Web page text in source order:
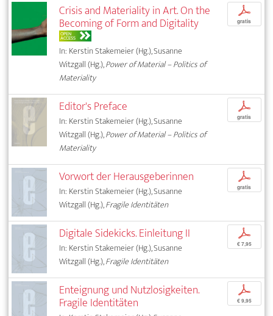
Crisis and Materiality in Art. On the
Becoming of Form and Digitality
OPEN
ACCESS
In: Kerstin Stakemeier (Hg.), Susanne
Witzgall (Hg.),Power of Material – Politics of
Materiality
p
gratis
Editor's Preface
In: Kerstin Stakemeier (Hg.), Susanne
Witzgall (Hg.),Power of Material – Politics of
Materiality
p
gratis
Vorwort der Herausgeberinnen
In: Kerstin Stakemeier (Hg.), Susanne
Witzgall (Hg.),Fragile Identitäten
p
gratis
Digitale Sidekicks. Einleitung II
In: Kerstin Stakemeier (Hg.), Susanne
Witzgall (Hg.),Fragile Identitäten
p
€ 7,95
Enteignung und Nutzlosigkeiten.
Fragile Identitäten
p
€ 9,95